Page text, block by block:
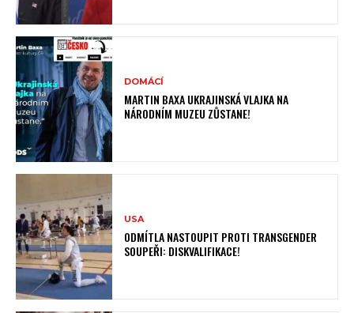
DOMÁCÍ
MARTIN BAXA UKRAJINSKÁ VLAJKA NA
NÁRODNÍM MUZEU ZŮSTANE!
USA
ODMÍTLA NASTOUPIT PROTI TRANSGENDER
SOUPEŘI: DISKVALIFIKACE!